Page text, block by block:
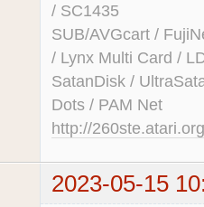
/ SC1435
SUB/AVGcart /
/ Lynx Multi Card /
SatanDisk /
Dots / PAM Net
http://260ste.atari.org
2023-05-15